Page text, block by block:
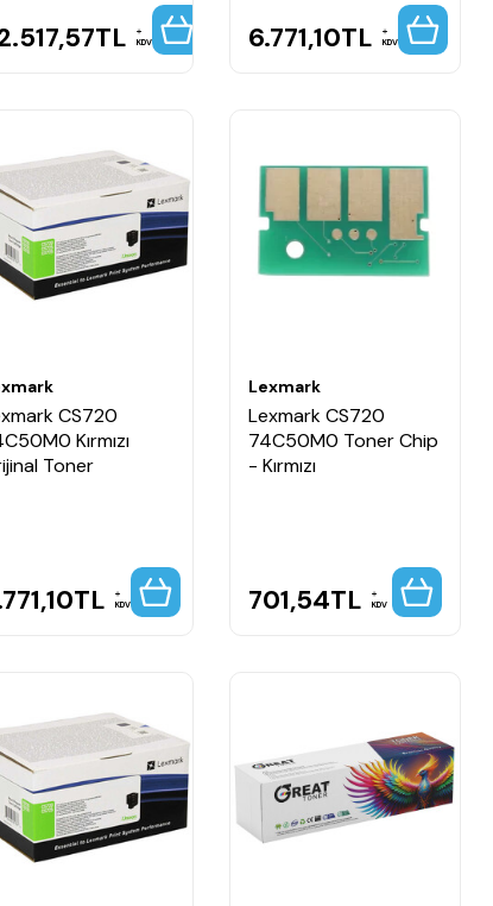
TL KDV 6.771,10TL KDV
CS720
Kırmızı
Toner
TL KDV
Lexmark
Lexmark CS720
74C50M0 Toner Chip
- Kırmızı
701,54TL KDV